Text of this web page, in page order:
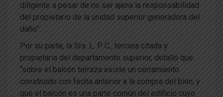
diligente a pesar de no ser ajena la responsabilidad
del propietario de la unidad superior generadora del
daño”.
Por su parte, la Sra. L. P. C., tercera citada y
propietaria del departamento superior, detalló que
“sobre el balcón terraza existe un cerramiento
construido con fecha anterior a la compra del bien, y
que el balcón es una parte común del edificio cuyo